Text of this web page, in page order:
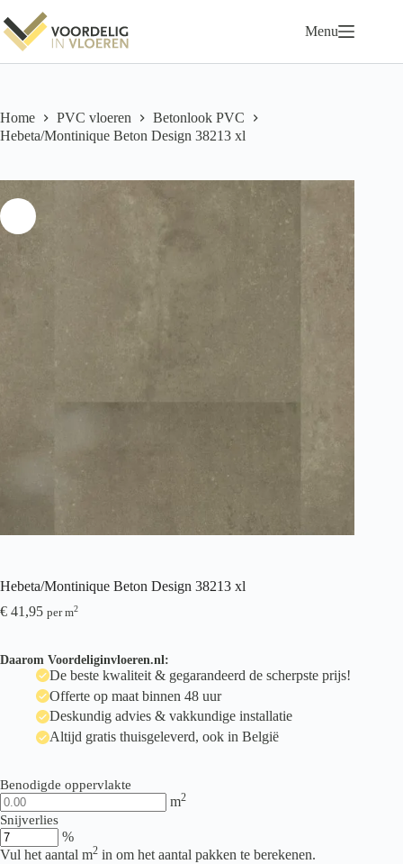
naar
de
inhoud
Menu
Home PVC vloeren
Betonlook PVC
Hebeta/Montinique Beton Design 38213 xl
Hebeta/Montinique Beton Design 38213 xl
€ 41,95 per m2
Daarom Voordeliginvloeren.nl:
De beste kwaliteit & gegarandeerd de scherpste prijs!
Offerte op maat binnen 48 uur
Deskundig advies & vakkundige installatie
Altijd gratis thuisgeleverd, ook in België
Benodigde oppervlakte
m2
Snijverlies
%
Vul het aantal m2 in om het aantal pakken te berekenen.